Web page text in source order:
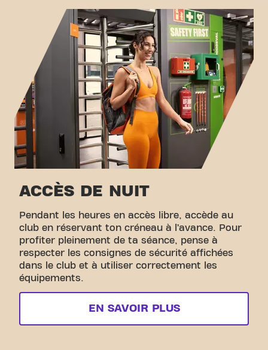
Zone d'étirement
Cyclisme virtuel
Visite guidée
ACCÈS DE NUIT
Pendant les heures en accès libre, accède au
club en réservant ton créneau à l’avance. Pour
profiter pleinement de ta séance, pense à
respecter les consignes de sécurité affichées
dans le club et à utiliser correctement les
équipements.
EN SAVOIR PLUS